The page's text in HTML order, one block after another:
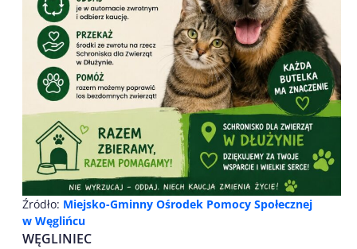
Źródło: Miejsko-Gminny Ośrodek Pomocy Społecznej
w Węglińcu
WĘGLINIEC